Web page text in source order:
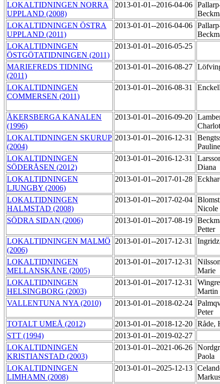
LOKALTIDNINGEN NORRA
UPPLAND (2008)
2013-01-01--2016-04-06
LOKALTIDNINGEN ÖSTRA
UPPLAND (2011)
2013-01-01--2016-04-06
LOKALTIDNINGEN
ÖSTGÖTATIDNINGEN (2011)
2013-01-01--2016-05-25
MARIEFREDS TIDNING
(2011)
2013-01-01--2016-08-27
LOKALTIDNINGEN
COMMERSEN (2011)
2013-01-01--2016-08-31
ÅKERSBERGA KANALEN
(1996)
2013-01-01--2016-09-20
LOKALTIDNINGEN SKURUP
(2004)
2013-01-01--2016-12-31
LOKALTIDNINGEN
SÖDERÅSEN (2012)
2013-01-01--2016-12-31
Diana
LOKALTIDNINGEN
LJUNGBY (2006)
2013-01-01--2017-01-28
LOKALTIDNINGEN
HALMSTAD (2008)
2013-01-01--2017-02-04
Nicole
SÖDRA SIDAN (2006)
2013-01-01--2017-08-19
Petter
LOKALTIDNINGEN MALMÖ
(2006)
2013-01-01--2017-12-31
LOKALTIDNINGEN
MELLANSKÅNE (2005)
2013-01-01--2017-12-31
Marie
LOKALTIDNINGEN
HELSINGBORG (2003)
2013-01-01--2017-12-31
Martin
VALLENTUNA NYA (2010)
2013-01-01--2018-02-24
Peter
TOTALT UMEÅ (2012)
2013-01-01--2018-12-20 Råde,
STT (1994)
2013-01-01--2019-02-27
LOKALTIDNINGEN
KRISTIANSTAD (2003)
2013-01-01--2021-06-26
Paola
LOKALTIDNINGEN
LIMHAMN (2008)
2013-01-01--2025-12-13